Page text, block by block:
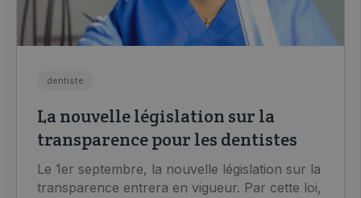
dentiste
La nouvelle législation sur la
transparence pour les dentistes
Le 1er septembre, la nouvelle législation sur la
transparence entrera en vigueur. Par cette loi,